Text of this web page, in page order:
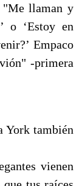
"Me llaman y
o ‘Estoy en
Empaco
-primera
York también
vienen